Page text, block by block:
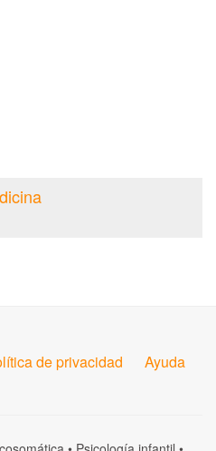
de privacidad
Ayuda